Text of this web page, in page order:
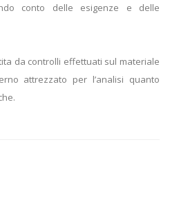
conto delle esigenze e delle
da controlli effettuati sul materiale
attrezzato per l’analisi quanto